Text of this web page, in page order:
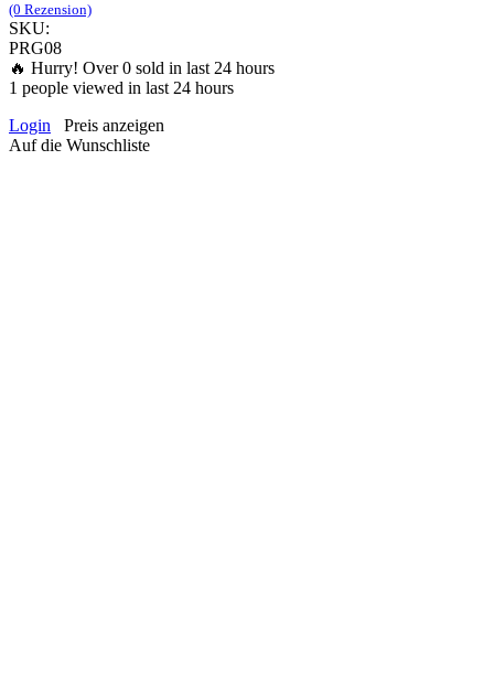
(0 Rezension)
SKU:
PRG08
🔥 Hurry! Over0 sold in last 24 hours
1 people viewed in last 24 hours
Login
Preis anzeigen
Auf die Wunschliste